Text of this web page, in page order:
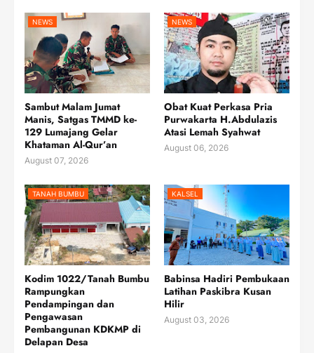
NEWS
Sambut Malam Jumat
Manis, Satgas TMMD ke-
129 Lumajang Gelar
Khataman Al-Qur’an
August 07, 2026
NEWS
Obat Kuat Perkasa Pria
Purwakarta H.Abdulazis
Atasi Lemah Syahwat
August 06, 2026
TANAH BUMBU
Kodim 1022/Tanah Bumbu
Rampungkan
Pendampingan dan
Pengawasan
Pembangunan KDKMP di
Delapan Desa
KALSEL
Babinsa Hadiri Pembukaan
Latihan Paskibra Kusan
Hilir
August 03, 2026